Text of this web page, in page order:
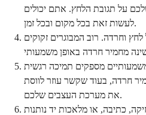
על תגובת הלחץ. אתם יכולים
לעשות זאת בכל מקום ובכל זמן.
וחרדה. רוב המבוגרים זקוקים
מספקים תמיכה רגשית
חרדה, בעוד שקשר עוזר לווסת
את מערכת העצבים שלכם.
כתיבה, או מלאכות יד נותנות